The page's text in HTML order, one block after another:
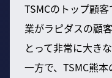
TSMCのトップ顧
業がラピダスの顧
とって非常に大き
一方で、TSMC熊